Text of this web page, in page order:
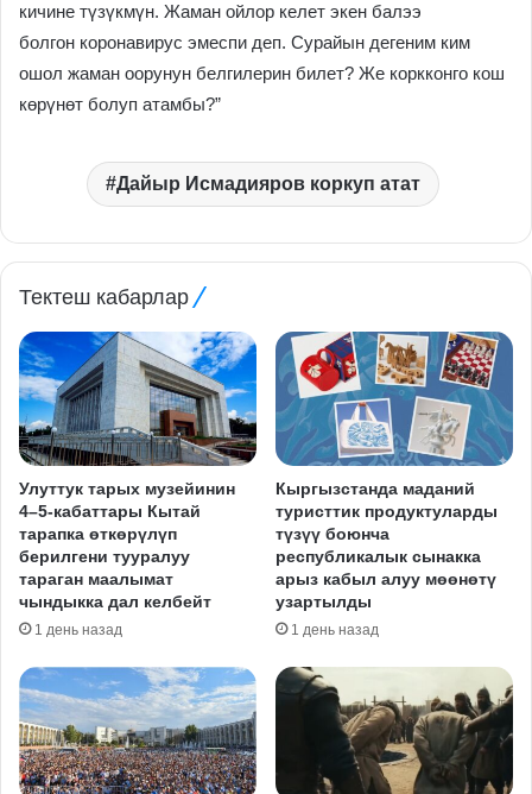
кичине түзүкмүн. Жаман ойлор келет экен балээ
болгон коронавирус эмеспи деп. Сурайын дегеним ким
ошол жаман оорунун белгилерин билет? Же коркконго кош
көрүнөт болуп атамбы?”
Дайыр Исмадияров коркуп атат
Тектеш кабарлар
Улуттук тарых музейинин
4–5-кабаттары Кытай
тарапка өткөрүлүп
берилгени тууралуу
тараган маалымат
чындыкка дал келбейт
1 день назад
Кыргызстанда маданий
туристтик продуктуларды
түзүү боюнча
республикалык сынакка
арыз кабыл алуу мөөнөтү
узартылды
1 день назад